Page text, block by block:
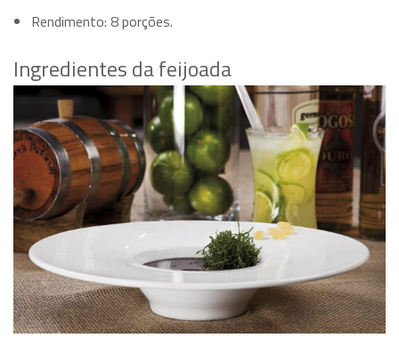
Rendimento: 8 porções.
Ingredientes da feijoada